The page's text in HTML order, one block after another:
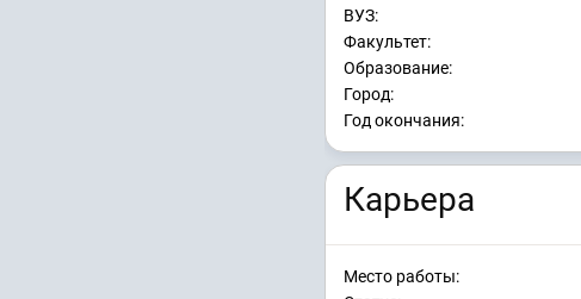
ВУЗ:
Факультет:
Образование:
Город:
Год окончания:
Карьера
Место работы: